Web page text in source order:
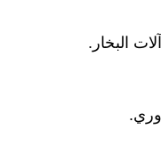
البخار.